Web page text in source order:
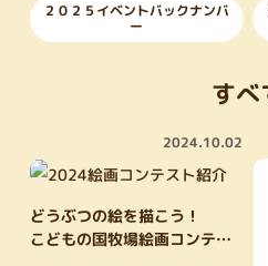
２０２５イベントバックナンバ
ー
すべ
2024.10.02
どうぶつの絵を描こう！
こどもの国牧場絵画コンテス